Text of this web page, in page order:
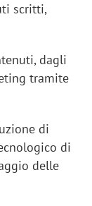
scritti,
dagli
tramite
di
di
delle
Ipsos
i